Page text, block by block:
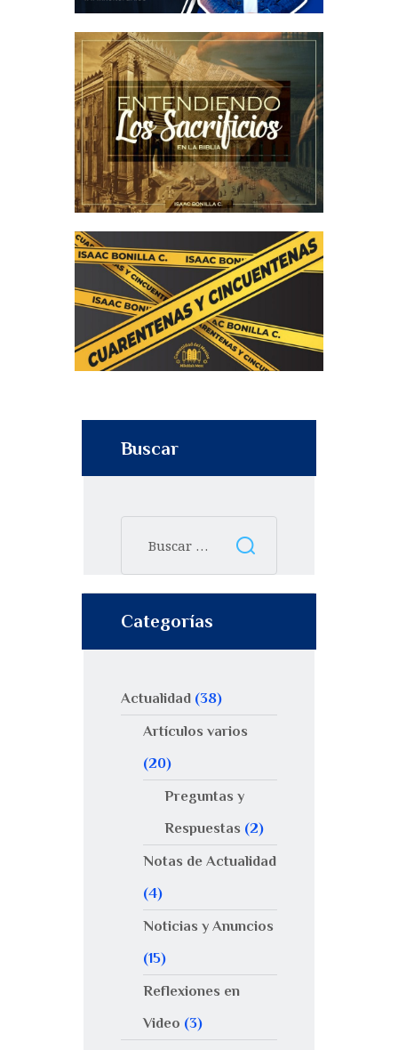
Buscar
Categorías
Actualidad (38)
Artículos varios
(20)
Preguntas y
Respuestas (2)
Notas de Actualidad
(4)
Noticias y Anuncios
(15)
Reflexiones en
Video (3)